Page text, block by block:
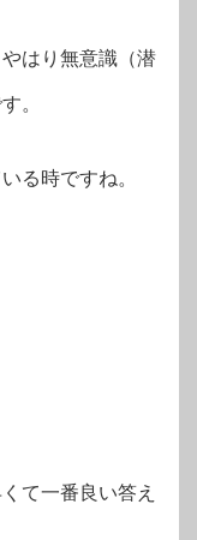
はり無意識（潜
。
る時ですね。
て一番良い答え